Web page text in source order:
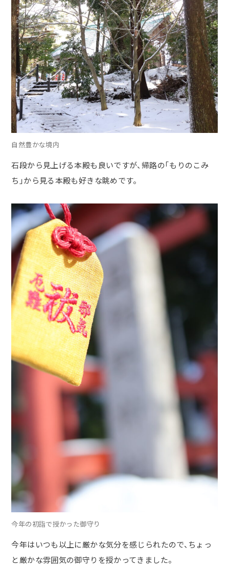
自然豊かな境内
石段から見上げる本殿も良いですが、帰路の「もりのこみ
ち」から見る本殿も好きな眺めです。
今年の初詣で授かった御守り
今年はいつも以上に厳かな気分を感じられたので、ちょっ
と厳かな雰囲気の御守りを授かってきました。